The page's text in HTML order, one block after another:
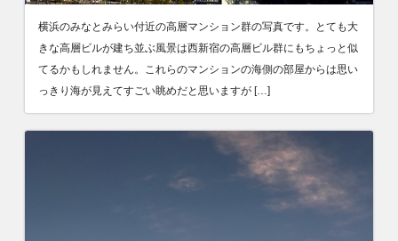
横浜のみなとみらい付近の高層マンション群の写真です。とても大
きな高層ビルが建ち並ぶ風景は西新宿の高層ビル群にもちょっと似
てるかもしれません。これらのマンションの海側の部屋からは思い
っきり海が見えてすごい眺めだと思いますが […]